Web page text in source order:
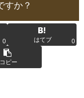
すか？
0 はてブ 0
コピー